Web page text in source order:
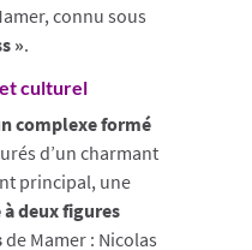
connu sous
».
culturel
complexe formé
d’un charmant
principal, une
deux figures
de Mamer : Nicolas